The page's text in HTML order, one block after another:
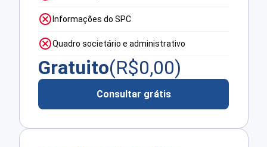
Informações do SPC
Quadro societário e administrativo
Gratuito(R$0,00)
Consultar grátis